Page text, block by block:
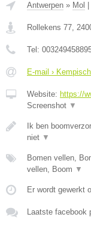
Antwerpen » Mol
Rollekens 77,
Tel:
E-mail ›
Website: https://
Screenshot ▼
Ik ben
niet ▼
Bomen vellen,
vellen, Boom ▼
Er wordt gewerkt
Laatste facebook